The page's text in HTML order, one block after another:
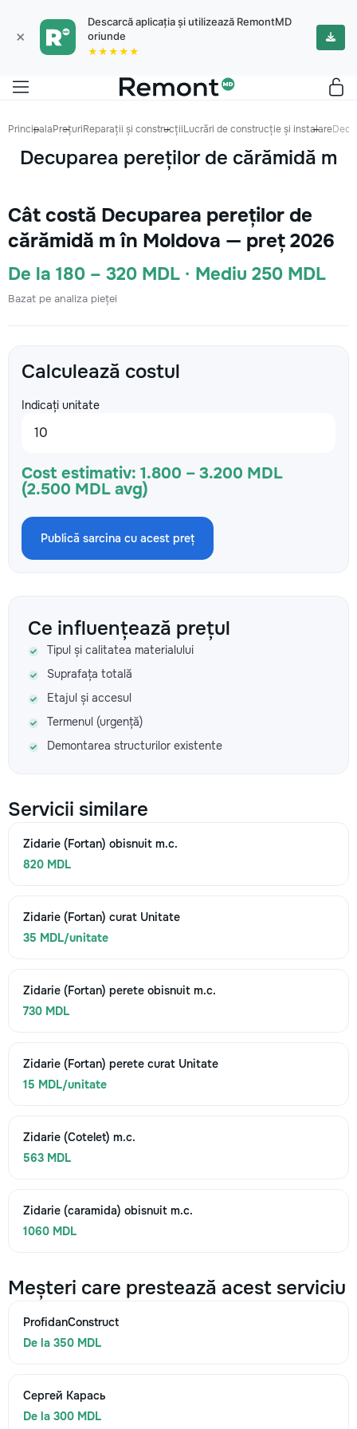
×
Descarcă aplicația și utilizează RemontMD
oriunde
★★★★★
PrincipalaPrețuriReparații și construcțiiLucrări de construcție și instalare
Decuparea pereților de cărămidă m
Cât costă Decuparea pereților de
cărămidă m în Moldova — preț 2026
De la 180 – 320 MDL · Mediu 250 MDL
Bazat pe analiza pieței
Calculează costul
Indicați unitate
Cost estimativ: 1.800 – 3.200 MDL
(2.500 MDL avg)
Publică sarcina cu acest preț
Ce influențează prețul
Tipul și calitatea materialului
Suprafața totală
Etajul și accesul
Termenul (urgență)
Demontarea structurilor existente
Servicii similare
Zidarie (Fortan) obisnuit m.c.
820 MDL
Zidarie (Fortan) curat Unitate
35 MDL/unitate
Zidarie (Fortan) perete obisnuit m.c.
730 MDL
Zidarie (Fortan) perete curat Unitate
15 MDL/unitate
Zidarie (Cotelet) m.c.
563 MDL
Zidarie (caramida) obisnuit m.c.
1060 MDL
Meșteri care prestează acest serviciu
ProfidanConstruct
De la 350 MDL
Сергей Карась
De la 300 MDL